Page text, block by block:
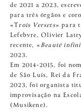
de 2021 a 2023,
para três órgãos e
«Trois Versets» para
Lefebvre, Olivier
recente, «Beauté
2023.
Em 2014-2015, foi
de São Luís, Rei da
2023, foi organista
improvisação na
(Musikene).